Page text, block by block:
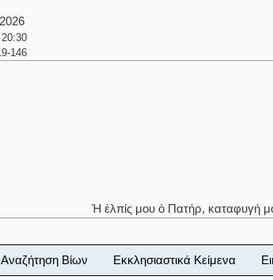
146
Ἡ ἐλπίς μου ὁ Πατήρ, καταφυγή
Αναζήτηση Βίων Εκκλησιαστικά Κείμενα